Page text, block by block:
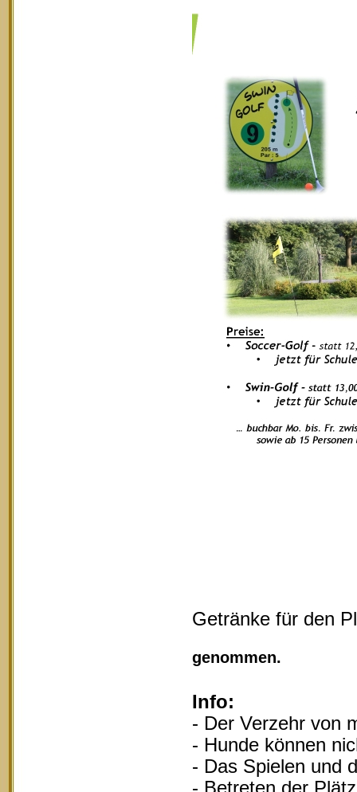
Getränke für den
genommen.
Info:
- Der Verzehr von
- Hunde können
- Das Spielen und
- Betreten der